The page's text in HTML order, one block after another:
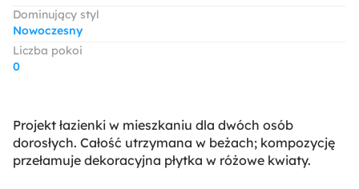
Dominujący styl
Nowoczesny
Liczba pokoi
0
Projekt łazienki w mieszkaniu dla dwóch osób
dorosłych. Całość utrzymana w beżach; kompozycję
przełamuje dekoracyjna płytka w różowe kwiaty.